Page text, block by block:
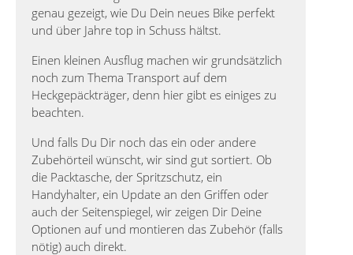
genau gezeigt, wie Du Dein neues Bike perfekt
und über Jahre top in Schuss hältst.
Einen kleinen Ausflug machen wir grundsätzlich
noch zum Thema Transport auf dem
Heckgepäckträger, denn hier gibt es einiges zu
beachten.
Und falls Du Dir noch das ein oder andere
Zubehörteil wünscht, wir sind gut sortiert. Ob
die Packtasche, der Spritzschutz, ein
Handyhalter, ein Update an den Griffen oder
auch der Seitenspiegel, wir zeigen Dir Deine
Optionen auf und montieren das Zubehör (falls
nötig) auch direkt.